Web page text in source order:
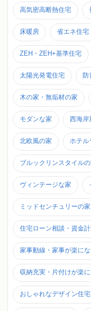
高気密高断熱住宅
床暖房 省エネ住宅
ZEH・ZEH+基準住宅
太陽光発電住宅 防
木の家・無垢材の家
モダンな家 西海岸
北欧風の家 ホテル
ブルックリンスタイル
ヴィンテージな家
ミッドセンチュリーの家
住宅ローン相談・資金
家事動線・家事が楽に
収納充実・片付けが楽
おしゃれなデザイン住宅